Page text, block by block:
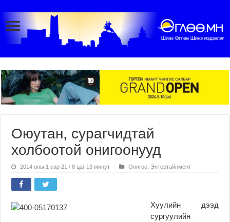
Оюутан, сурагчидтай
холбоотой онигоонууд
2014 оны 1 сар 21 / 8 цаг 13 минут Онигоо Энтертайнмент
Хуулийн дээд
сургуулийн